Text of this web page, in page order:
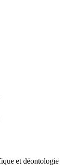
et déontologie